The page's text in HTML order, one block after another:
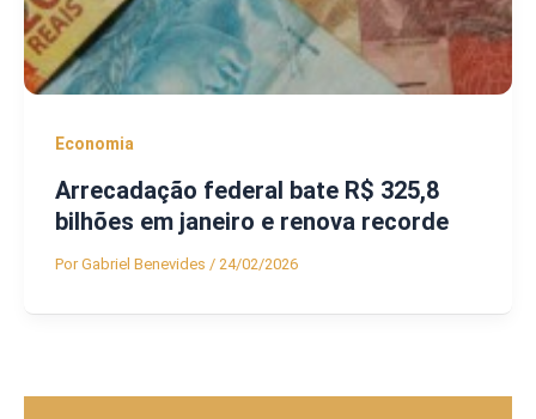
Economia
Arrecadação federal bate R$ 325,8
bilhões em janeiro e renova recorde
PorGabriel Benevides / 24/02/2026